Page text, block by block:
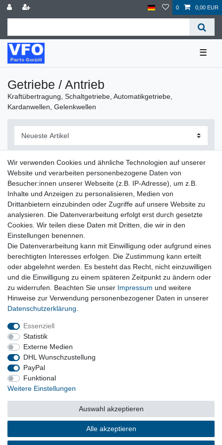
0 0,00 EUR
☰
Getriebe / Antrieb
Kraftübertragung, Schaltgetriebe, Automatikgetriebe,
Kardanwellen, Gelenkwellen
Filter
Kraftübertragung, Schaltgetriebe, Automatikgetriebe,
Kardanwellen, Gelenkwellen
Vertrag widerrufen
Impressum
Barrierefreiheitserklärung
Vertrag widerrufen
© Copyright 2026 | Alle Rechte vorbehalten.
Wir verwenden Cookies und ähnliche Technologien auf unserer
Website und verarbeiten personenbezogene Daten von
Besucher:innen unserer Webseite (z.B. IP-Adresse), um z.B.
Inhalte und Anzeigen zu personalisieren, Medien von
Drittanbietern einzubinden oder Zugriffe auf unsere Website zu
analysieren. Die Datenverarbeitung erfolgt erst durch gesetzte
Cookies. Wir teilen diese Daten mit Dritten, die wir in den
Einstellungen benennen.
Die Datenverarbeitung kann mit Einwilligung oder aufgrund eines
berechtigten Interesses erfolgen. Die Zustimmung kann erteilt
oder abgelehnt werden. Es besteht das Recht, nicht einzuwilligen
und die Einwilligung zu einem späteren Zeitpunkt zu ändern oder
zu widerrufen. Beachten Sie unser Impressum und weitere
Hinweise zur Verwendung personenbezogener Daten in unserer
Daten­schutz­erklärung
Essenziell
Statistik
Externe Medien
DHL Wunschzustellung
PayPal
Funktional
Weitere Einstellungen
Alle akzeptieren
Auswahl akzeptieren